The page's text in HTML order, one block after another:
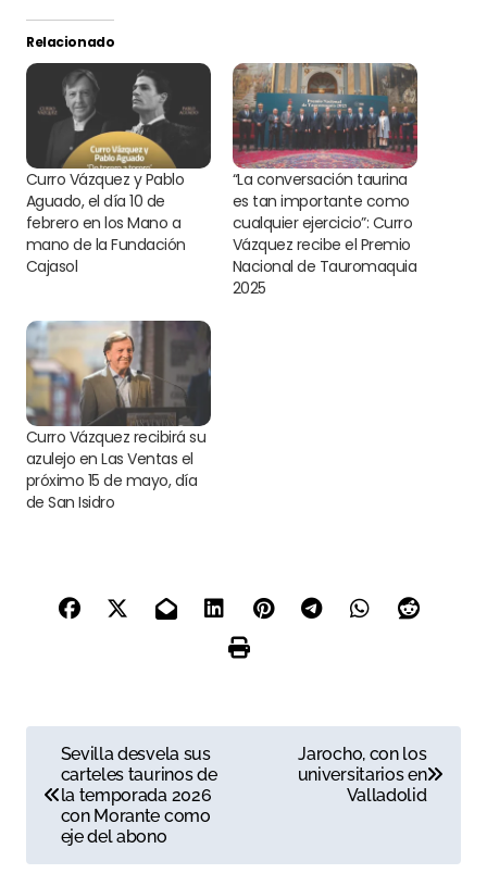
Relacionado
Curro Vázquez y Pablo
Aguado, el día 10 de
febrero en los Mano a
mano de la Fundación
Cajasol
“La conversación taurina
es tan importante como
cualquier ejercicio”: Curro
Vázquez recibe el Premio
Nacional de Tauromaquia
2025
Curro Vázquez recibirá su
azulejo en Las Ventas el
próximo 15 de mayo, día
de San Isidro
a
Sevilla desvela sus
carteles taurinos de
la temporada 2026
con Morante como
eje del abono
Jarocho, con los
universitarios en
Valladolid